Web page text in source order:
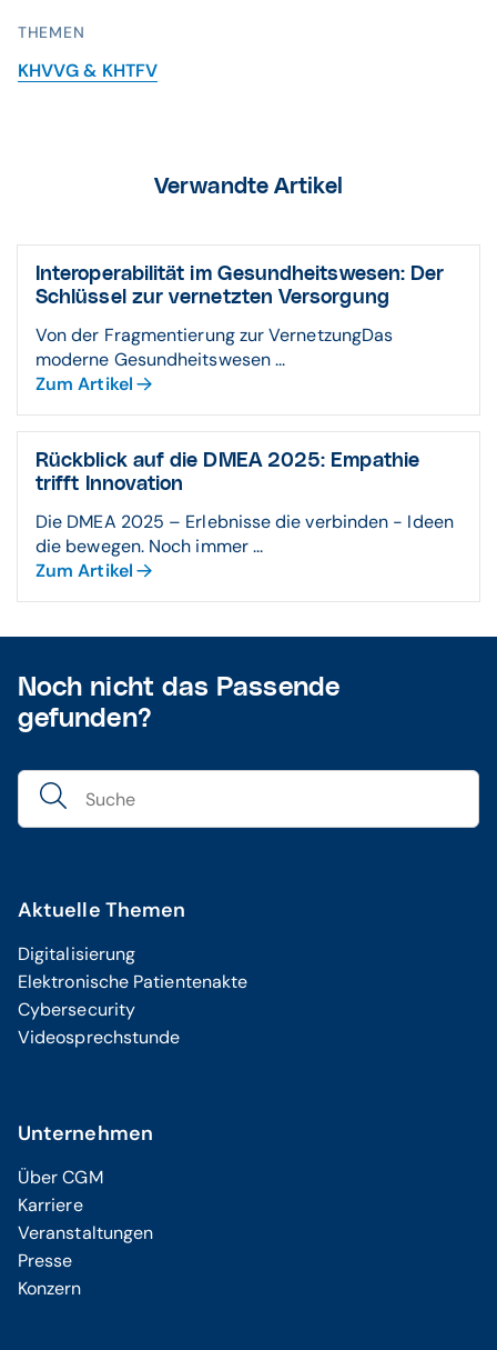
THEMEN
KHVVG & KHTFV
Verwandte Artikel
Inter­operabilität im Gesund­heits­wesen: Der
Schlüssel zur ver­netzten Ver­sorgung
Von der Fragmentierung zur VernetzungDas
moderne Gesundheitswesen ...
Zum Artikel
Rückblick auf die DMEA 2025: Empathie
trifft Innovation
Die DMEA 2025 – Erlebnisse die verbinden - Ideen
die bewegen. Noch immer ...
Zum Artikel
Noch nicht das Passende
gefunden?
Aktuelle Themen
Digitalisierung
Elektronische Patientenakte
Cybersecurity
Videosprechstunde
Unternehmen
Über CGM
Karriere
Veranstaltungen
Presse
Konzern